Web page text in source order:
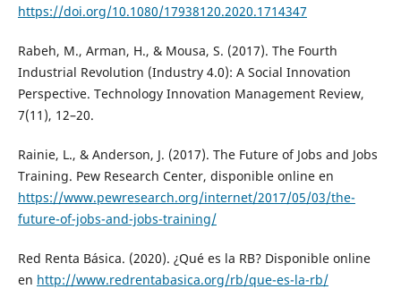
https://doi.org/10.1080/17938120.2020.1714347
Rabeh, M., Arman, H., & Mousa, S. (2017). The Fourth
Industrial Revolution (Industry 4.0): A Social Innovation
Perspective. Technology Innovation Management Review,
7(11), 12–20.
Rainie, L., & Anderson, J. (2017). The Future of Jobs and Jobs
Training. Pew Research Center, disponible online en
https://www.pewresearch.org/internet/2017/05/03/the-
future-of-jobs-and-jobs-training/
Red Renta Básica. (2020). ¿Qué es la RB? Disponible online
en http://www.redrentabasica.org/rb/que-es-la-rb/